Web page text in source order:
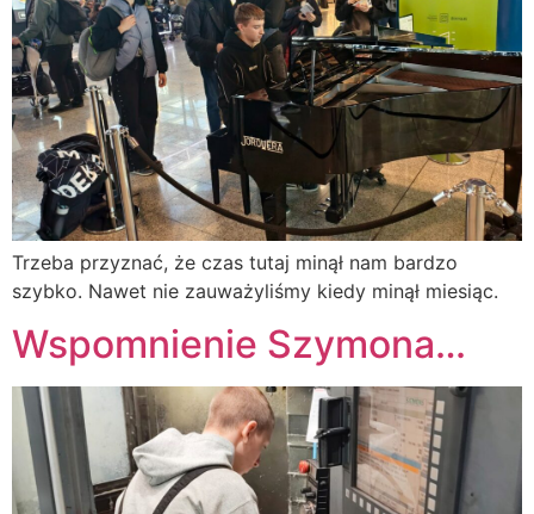
Trzeba przyznać, że czas tutaj minął nam bardzo
szybko. Nawet nie zauważyliśmy kiedy minął miesiąc.
Wspomnienie Szymona…